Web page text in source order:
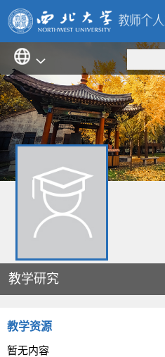
教学研究
教学资源
暂无内容